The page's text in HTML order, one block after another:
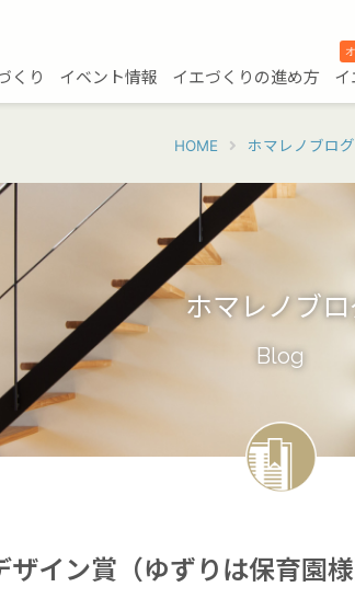
くり イベント情報 イエづくりの進め方 イ
HOME ホマレノブログ
ホマレノブ
Blog
ザイン賞（ゆずりは保育園様